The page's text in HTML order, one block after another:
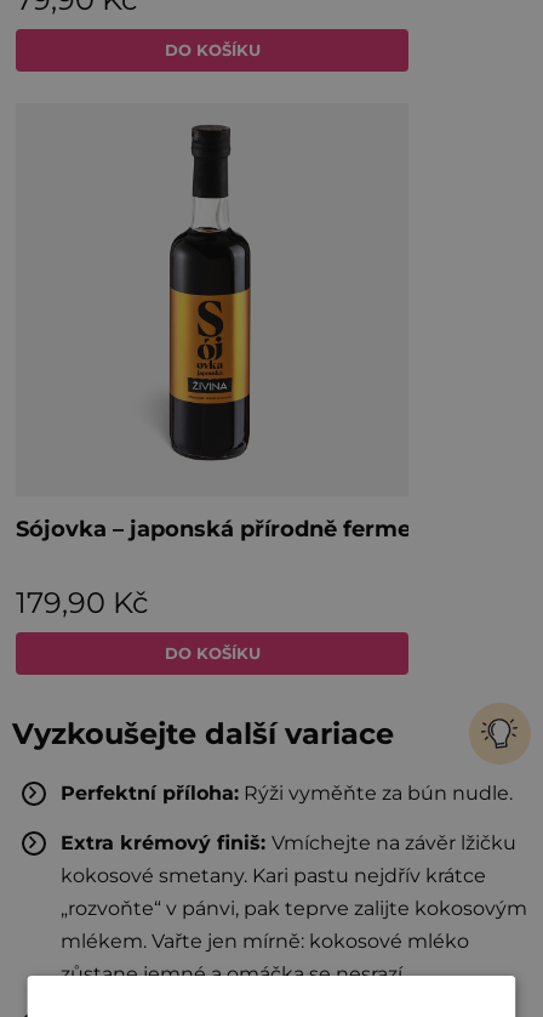
Vyzkoušejte další variace
Perfektní příloha: Rýži vyměňte za bún nudle.
Extra krémový finiš: Vmíchejte na závěr lžičku
kokosové smetany. Kari pastu nejdřív krátce
„rozvoňte“ v pánvi, pak teprve zalijte kokosovým
mlékem. Vařte jen mírně: kokosové mléko
zůstane jemné a omáčka se nesrazí.